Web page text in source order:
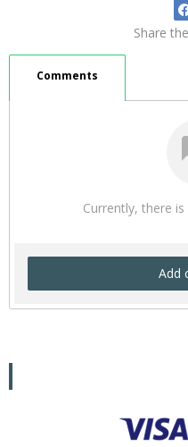
Share
Comments
Currently, there
Add